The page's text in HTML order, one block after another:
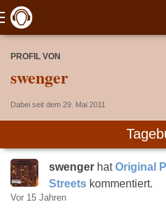
PROFIL VON
swenger
Dabei seit dem 29. Mai 2011
swenger hatOriginal
Streets kommentiert.
Vor 15 Jahren